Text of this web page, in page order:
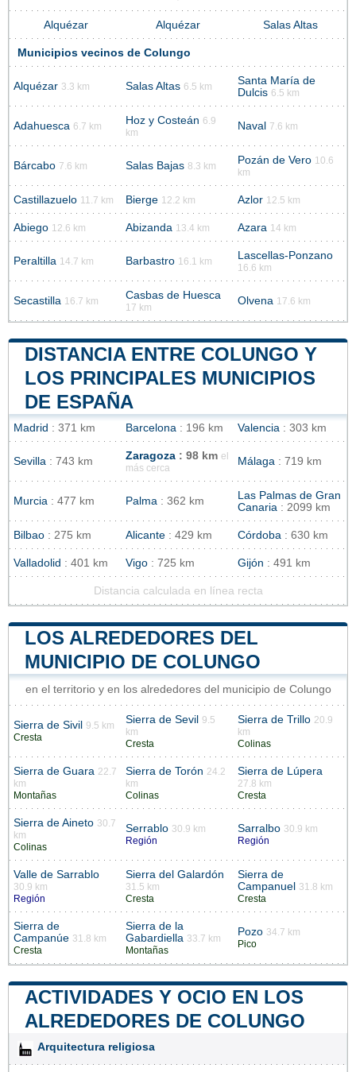
Alquézar Alquézar Salas Altas
Municipios vecinos de Colungo
Alquézar 3.3 km Salas Altas 6.5 km
Santa María de
Dulcis 6.5 km
Adahuesca 6.7 km Hoz y Costeán 6.9
km
Naval 7.6 km
Bárcabo 7.6 km Salas Bajas 8.3 km Pozán de Vero 10.6
km
Castillazuelo 11.7 km Bierge 12.2 km Azlor 12.5 km
Abiego 12.6 km Abizanda 13.4 km Azara 14 km
Peraltilla 14.7 km Barbastro 16.1 km Lascellas-Ponzano
16.6 km
Secastilla 16.7 km Casbas de Huesca
17 km
Olvena 17.6 km
DISTANCIA ENTRE COLUNGO Y
LOS PRINCIPALES MUNICIPIOS
DE ESPAÑA
Madrid : 371 km Barcelona : 196 km Valencia : 303 km
Sevilla : 743 km Zaragoza : 98 km el
más cerca
Málaga : 719 km
Murcia : 477 km Palma : 362 km
Las Palmas de Gran
Canaria : 2099 km
Bilbao : 275 km Alicante : 429 km Córdoba : 630 km
Valladolid : 401 km Vigo : 725 km Gijón : 491 km
Distancia calculada en línea recta
LOS ALREDEDORES DEL
MUNICIPIO DE COLUNGO
en el territorio y en los alrededores del municipio de Colungo
Sierra de Sivil
9.5 km
Cresta
Sierra de Sevil
9.5
km
Cresta
Sierra de Trillo 20.9
km
Colinas
Sierra de Guara 22.7
km
Montañas
Sierra de Torón 24.2
km
Colinas
Sierra de Lúpera
27.8 km
Cresta
Sierra de Aineto 30.7
km
Colinas
Serrablo 30.9 km
Región
Sarralbo 30.9 km
Región
Valle de Sarrablo
30.9 km
Región
Sierra del Galardón
31.5 km
Cresta
Sierra de
Campanuel
31.8 km
Cresta
Sierra de
Campanúe 31.8 km
Cresta
Sierra de la
Gabardiella 33.7 km
Montañas
Pozo 34.7 km
Pico
ACTIVIDADES Y OCIO EN LOS
ALREDEDORES DE COLUNGO
Arquitectura religiosa